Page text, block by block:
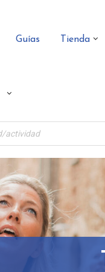
Guías Tienda